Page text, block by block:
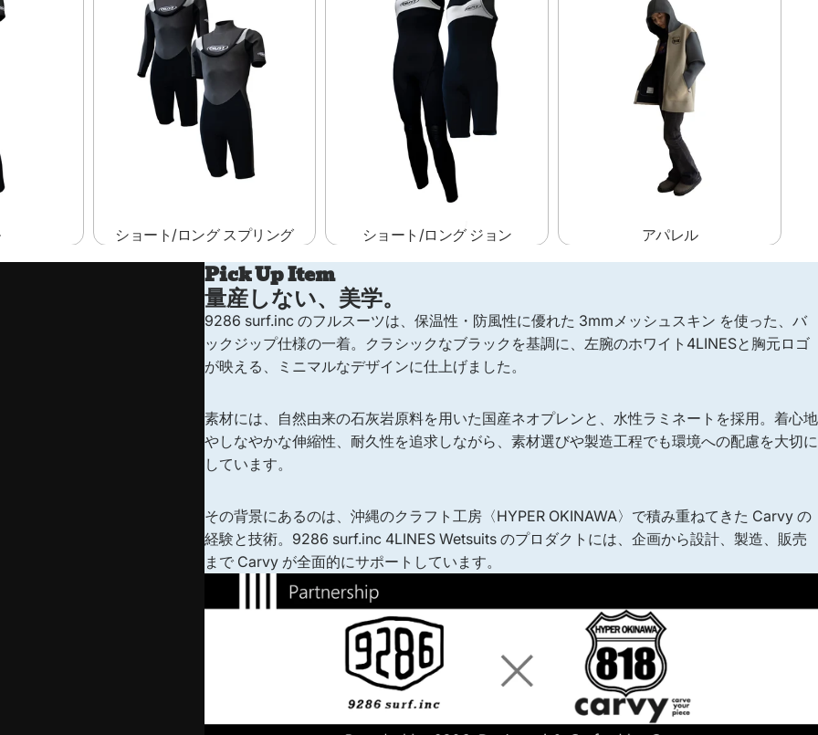
ショート/ロング スプリング ショート/ロング ジョン アパレル
Pick Up Item
量産しない、美学。
9286 surf.inc のフルスーツは、保温性・防風性に優れた 3mmメッシュスキン を使った、バ
ックジップ仕様の一着。クラシックなブラックを基調に、左腕のホワイト4LINESと胸元ロゴ
が映える、ミニマルなデザインに仕上げました。
素材には、自然由来の石灰岩原料を用いた国産ネオプレンと、水性ラミネートを採用。着心地
やしなやかな伸縮性、耐久性を追求しながら、素材選びや製造工程でも環境への配慮を大切に
しています。
その背景にあるのは、沖縄のクラフト工房〈HYPER OKINAWA〉で積み重ねてきた Carvy の
経験と技術。9286 surf.inc 4LINES Wetsuits のプロダクトには、企画から設計、製造、販売
まで Carvy が全面的にサポートしています。